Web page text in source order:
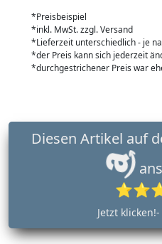
*Preisbeispiel
*inkl. MwSt. zzgl. Versand
*Lieferzeit unterschiedlich - je
*der Preis kann sich jederzeit
*durchgestrichener Preis war
Jetzt